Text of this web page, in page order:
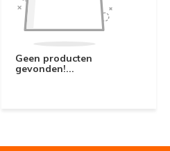
Geen producten
gevonden!...